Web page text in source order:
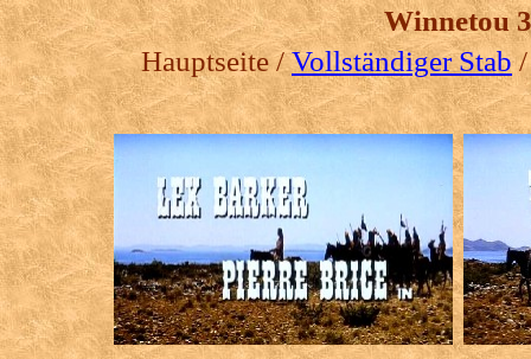
Winnetou 3
Hauptseite /Vollständiger Stab